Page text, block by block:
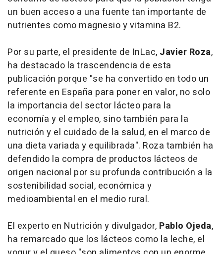
un buen acceso a una fuente tan importante de
nutrientes como magnesio y vitamina B2.
Por su parte, el presidente de InLac, Javier Roza,
ha destacado la trascendencia de esta
publicación porque "se ha convertido en todo un
referente en España para poner en valor, no solo
la importancia del sector lácteo para la
economía y el empleo, sino también para la
nutrición y el cuidado de la salud, en el marco de
una dieta variada y equilibrada". Roza también ha
defendido la compra de productos lácteos de
origen nacional por su profunda contribución a la
sostenibilidad social, económica y
medioambiental en el medio rural.
El experto en Nutrición y divulgador, Pablo Ojeda,
ha remarcado que los lácteos como la leche, el